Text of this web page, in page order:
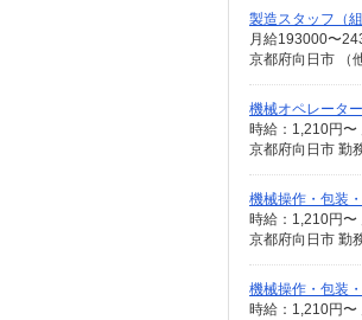
製造スタッフ（
月給193000〜
機械オペレーター
時給：1,210円
京都府向日市 勤
機械操作・包装
時給：1,210円〜
京都府向日市 勤
機械操作・包装
時給：1,210円〜